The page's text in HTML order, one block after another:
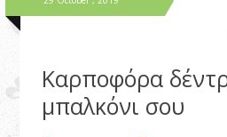
Καρποφόρα
μπαλκόνι σου